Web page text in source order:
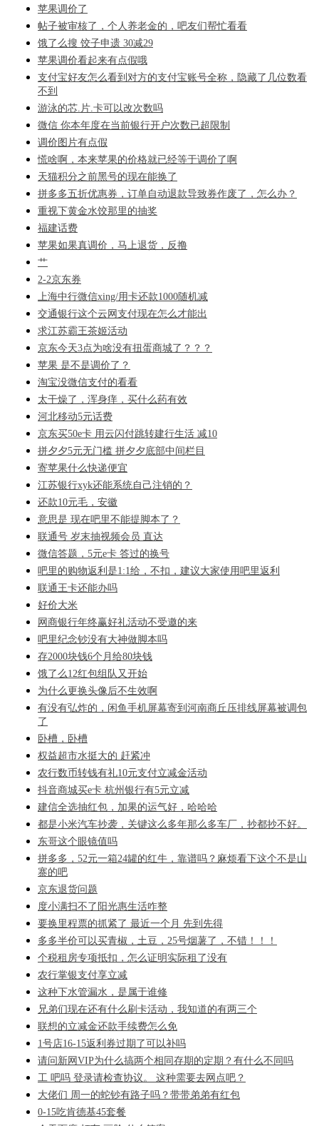
苹果调价了
帖子被审核了，个人养老金的，吧友们帮忙看看
饿了么搜 饺子申遗 30减29
苹果调价看起来有点假哦
支付宝好友怎么看到对方的支付宝账号全称，隐藏了几位数看
不到
游泳的芯.片.卡可以改次数吗
微信 你本年度在当前银行开户次数已超限制
调价图片有点假
慌啥啊，本来苹果的价格就已经等于调价了啊
天猫积分之前黑号的现在能换了
拼多多五折优惠券，订单自动退款导致券作废了，怎么办？
重视下黄金水饺那里的抽奖
福建话费
苹果如果真调价，马上退货，反撸
艹
2-2京东券
上海中行微信xing/用卡还款1000随机减
交通银行这个云网支付现在怎么才能出
求江苏霸王茶姬活动
京东今天3点为啥没有扭蛋商城了？？？
苹果 是不是调价了？
淘宝没微信支付的看看
太干燥了，浑身痒，买什么药有效
河北移动5元话费
京东买50e卡 用云闪付跳转建行生活 减10
拼夕夕5元无门槛 拼夕夕底部中间栏目
寄苹果什么快递便宜
江苏银行xyk还能系统自己注销的？
还款10元毛，安徽
意思是 现在吧里不能提脚本了？
联通号 岁末抽视频会员 直达
微信答题，5元e卡 答过的换号
吧里的购物返利是1:1给，不扣，建议大家使用吧里返利
联通王卡还能办吗
好价大米
网商银行年终赢好礼活动不受邀的来
吧里纪念钞没有大神做脚本吗
存2000块钱6个月给80块钱
饿了么12红包组队又开始
为什么更换头像后不生效啊
有没有弘炸的，闲鱼手机屏幕寄到河南商丘压排线屏幕被调包
了
卧槽，卧槽
权益超市水挺大的 赶紧冲
农行数币转钱有礼10元支付立减金活动
抖音商城买e卡 杭州银行有5元立减
建信全选抽红包，加果的运气好，哈哈哈
都是小米汽车抄袭，关键这么多年那么多车厂，抄都抄不好。
东哥这个眼镜值吗
拼多多，52元一箱24罐的红牛，靠谱吗？麻烦看下这个不是山
寨的吧
京东退货问题
度小满扫不了阳光惠生活咋整
要换里程票的抓紧了 最近一个月 先到先得
多多半价可以买青椒，土豆，25号烟薯了，不错！！！
个税租房专项抵扣，怎么证明实际租了没有
农行掌银支付享立减
这种下水管漏水，是属于谁修
兄弟们现在还有什么刷卡活动，我知道的有两三个
联想的立减金还款手续费怎么免
1号店16-15返利券过期了可以补吗
请问新网VIP为什么搞两个相同存期的定期？有什么不同吗
工 吧吗 登录请检查协议。 这种需要去网点吧？
大佬们 周一的蛇钞有路子吗？带带弟弟有红包
0-15吃肯德基45套餐